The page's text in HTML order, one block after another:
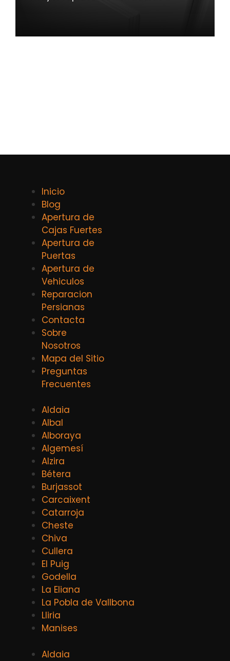
Inicio
Blog
Apertura de
Cajas Fuertes
Apertura de
Puertas
Apertura de
Vehiculos
Reparacion
Persianas
Contacta
Sobre
Nosotros
Mapa del Sitio
Preguntas
Frecuentes
Aldaia
Albal
Alboraya
Algemesí
Alzira
Bétera
Burjassot
Carcaixent
Catarroja
Cheste
Chiva
Cullera
El Puig
Godella
La Eliana
La Pobla de Vallbona
Lliria
Manises
Aldaia